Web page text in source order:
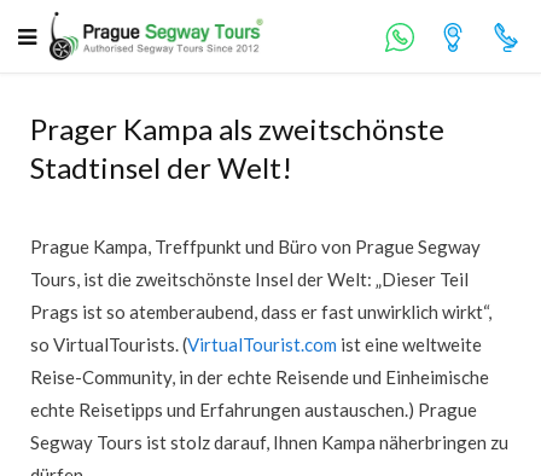
Prager Kampa als zweitschönste
Stadtinsel der Welt!
Prague Kampa, Treffpunkt und Büro von Prague Segway
Tours, ist die zweitschönste Insel der Welt: „Dieser Teil
Prags ist so atemberaubend, dass er fast unwirklich wirkt“,
so VirtualTourists. (VirtualTourist.com ist eine weltweite
Reise-Community, in der echte Reisende und Einheimische
echte Reisetipps und Erfahrungen austauschen.) Prague
Segway Tours ist stolz darauf, Ihnen Kampa näherbringen zu